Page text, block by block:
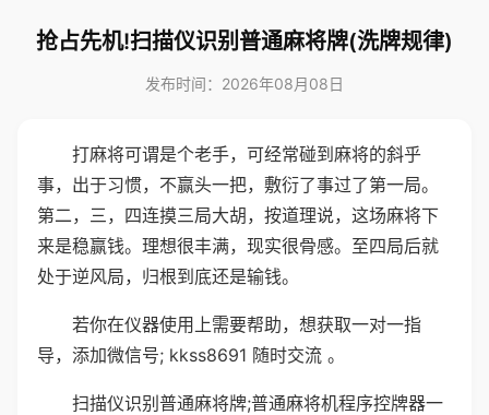
抢占先机!扫描仪识别普通麻将牌(洗牌规律)
发布时间：2026年08月08日
打麻将可谓是个老手，可经常碰到麻将的斜乎
事，出于习惯，不赢头一把，敷衍了事过了第一局。
第二，三，四连摸三局大胡，按道理说，这场麻将下
来是稳赢钱。理想很丰满，现实很骨感。至四局后就
处于逆风局，归根到底还是输钱。
若你在仪器使用上需要帮助，想获取一对一指
导，添加微信号; kkss8691 随时交流 。
扫描仪识别普通麻将牌;普通麻将机程序控牌器一